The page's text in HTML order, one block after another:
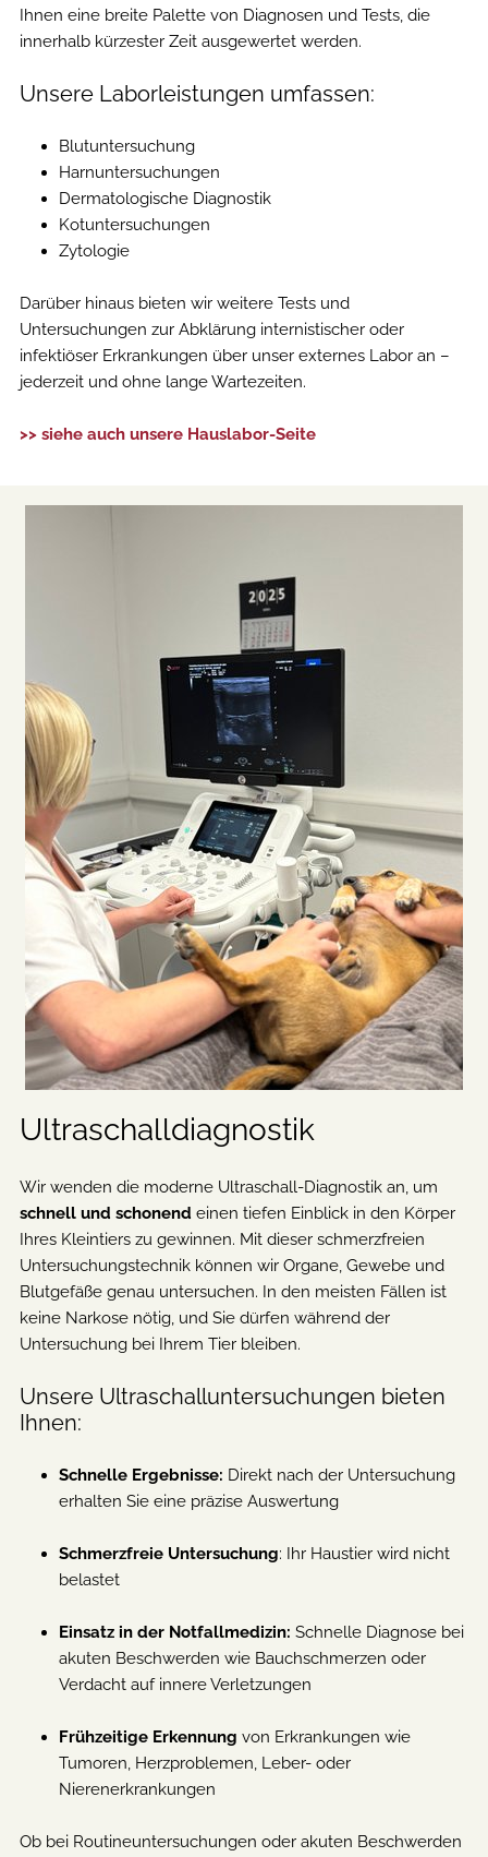
Ihnen eine breite Palette von Diagnosen und Tests, die
innerhalb kürzester Zeit ausgewertet werden.
Unsere Laborleistungen umfassen:
Blutuntersuchung
Harnuntersuchungen
Dermatologische Diagnostik
Kotuntersuchungen
Zytologie
Darüber hinaus bieten wir weitere Tests und
Untersuchungen zur Abklärung internistischer oder
infektiöser Erkrankungen über unser externes Labor an –
jederzeit und ohne lange Wartezeiten.
>> siehe auch unsere Hauslabor-Seite
Ultraschalldiagnostik
Wir wenden die moderne Ultraschall-Diagnostik an, um
schnell und schonend einen tiefen Einblick in den Körper
Ihres Kleintiers zu gewinnen. Mit dieser schmerzfreien
Untersuchungstechnik können wir Organe, Gewebe und
Blutgefäße genau untersuchen. In den meisten Fällen ist
keine Narkose nötig, und Sie dürfen während der
Untersuchung bei Ihrem Tier bleiben.
Unsere Ultraschalluntersuchungen bieten
Ihnen:
Schnelle Ergebnisse: Direkt nach der Untersuchung
erhalten Sie eine präzise Auswertung
Schmerzfreie Untersuchung: Ihr Haustier wird nicht
belastet
Einsatz in der Notfallmedizin: Schnelle Diagnose bei
akuten Beschwerden wie Bauchschmerzen oder
Verdacht auf innere Verletzungen
Frühzeitige Erkennung von Erkrankungen wie
Tumoren, Herzproblemen, Leber- oder
Nierenerkrankungen
Ob bei Routineuntersuchungen oder akuten Beschwerden